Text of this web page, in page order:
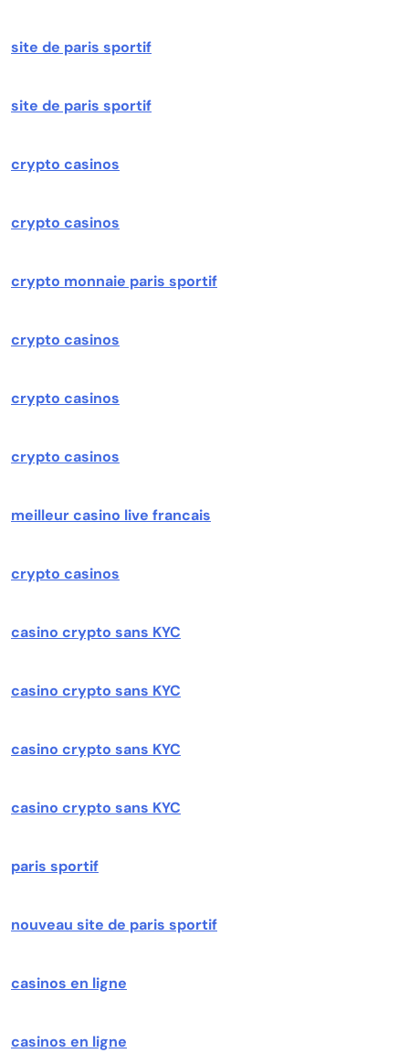
site de paris sportif
site de paris sportif
crypto casinos
crypto casinos
crypto monnaie paris sportif
crypto casinos
crypto casinos
crypto casinos
meilleur casino live francais
crypto casinos
casino crypto sans KYC
casino crypto sans KYC
casino crypto sans KYC
casino crypto sans KYC
paris sportif
nouveau site de paris sportif
casinos en ligne
casinos en ligne